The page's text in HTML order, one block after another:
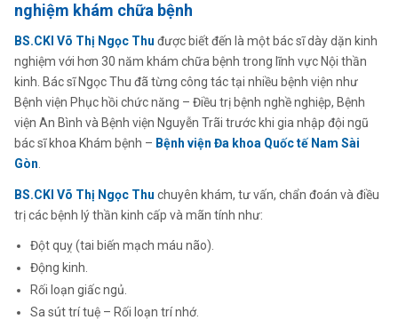
nghiệm khám chữa bệnh
BS.CKI Võ Thị Ngọc Thu được biết đến là một bác sĩ dày dặn kinh
nghiệm với hơn 30 năm khám chữa bệnh trong lĩnh vực Nội thần
kinh. Bác sĩ Ngọc Thu đã từng công tác tại nhiều bệnh viện như
Bệnh viện Phục hồi chức năng – Điều trị bệnh nghề nghiệp, Bệnh
viện An Bình và Bệnh viện Nguyễn Trãi trước khi gia nhập đội ngũ
bác sĩ khoa Khám bệnh – Bệnh viện Đa khoa Quốc tế Nam Sài
Gòn
BS.CKI Võ Thị Ngọc Thu chuyên khám, tư vấn, chẩn đoán và điều
trị các bệnh lý thần kinh cấp và mãn tính như:
Đột quỵ (tai biến mạch máu não).
Động kinh.
Rối loạn giấc ngủ.
Sa sút trí tuệ – Rối loạn trí nhớ.